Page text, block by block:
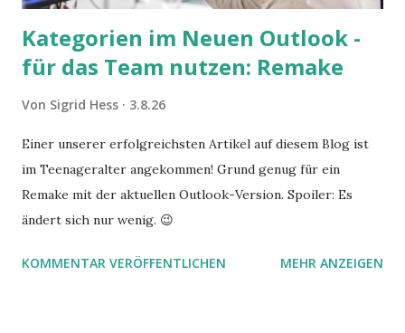
Kategorien im Neuen Outlook -
für das Team nutzen: Remake
Von Sigrid Hess 3.8.26
Einer unserer erfolgreichsten Artikel auf diesem Blog ist
im Teenageralter angekommen! Grund genug für ein
Remake mit der aktuellen Outlook-Version. Spoiler: Es
ändert sich nur wenig. 😉
KOMMENTAR VERÖFFENTLICHEN MEHR ANZEIGEN